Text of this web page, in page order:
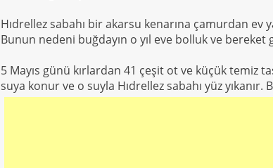
Hıdrellez sabahı bir akarsu kenarına çamurdan ev
Bunun nedeni buğdayın o yıl eve bolluk ve bereket
5 Mayıs günü kırlardan 41 çeşit ot ve küçük temiz
suya konur ve o suyla Hıdrellez sabahı yüz